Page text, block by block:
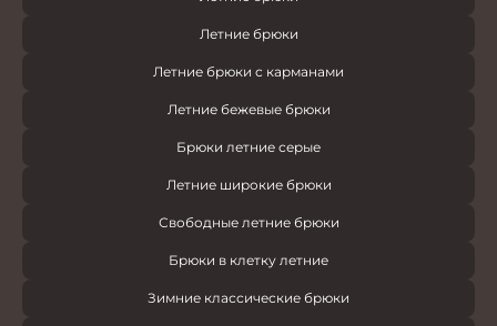
Летние брюки
Летние брюки с карманами
Летние бежевые брюки
Брюки летние серые
Летние широкие брюки
Свободные летние брюки
Брюки в клетку летние
Зимние классические брюки